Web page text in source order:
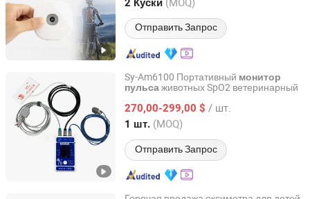
2 Куски
Отправить Запрос
Sy-Am6100 Портативный монитор
пульсаживотных SpO2 ветеринарный
270,00-299,00 $ / шт.
1 шт. (MOQ)
Отправить Запрос
GUANGZHOU SUNNYMED LIMITED
Guangdong, China с 2022